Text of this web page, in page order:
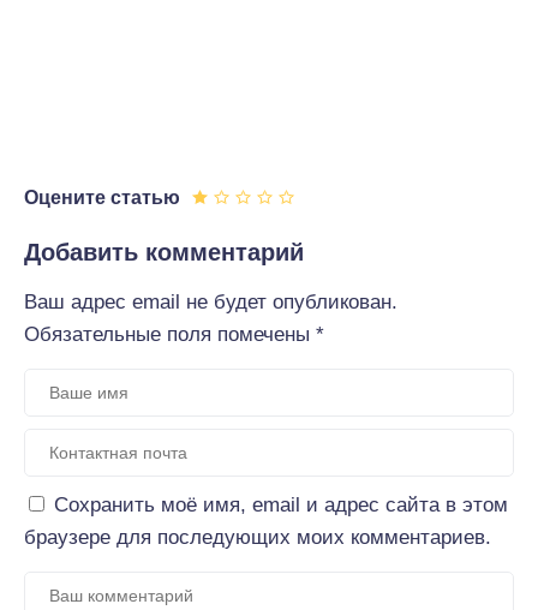
Оцените статью
Добавить комментарий
Ваш адрес email не будет опубликован.
Обязательные поля помечены *
Сохранить моё имя, email и адрес сайта в этом
браузере для последующих моих комментариев.